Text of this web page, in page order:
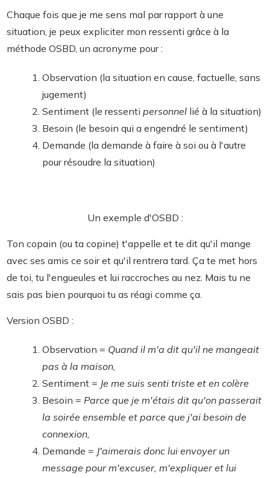
Chaque fois que je me sens mal par rapport à une
situation, je peux expliciter mon ressenti grâce à la
méthode OSBD, un acronyme pour :
Observation (la situation en cause, factuelle, sans
jugement)
Sentiment (le ressenti personnel lié à la situation)
Besoin (le besoin qui a engendré le sentiment)
Demande (la demande à faire à soi ou à l'autre
pour résoudre la situation)
Un exemple d'OSBD :
Ton copain (ou ta copine) t'appelle et te dit qu'il mange
avec ses amis ce soir et qu'il rentrera tard. Ça te met hors
de toi, tu l'engueules et lui raccroches au nez. Mais tu ne
sais pas bien pourquoi tu as réagi comme ça.
Version OSBD :
Observation = Quand il m'a dit qu'il ne mangeait
pas à la maison,
Sentiment = Je me suis senti triste et en colère
Besoin = Parce que je m'étais dit qu'on passerait
la soirée ensemble et parce que j'ai besoin de
connexion,
Demande = J'aimerais donc lui envoyer un
message pour m'excuser, m'expliquer et lui